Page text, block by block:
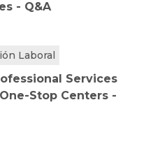
- Q&A
Laboral
Services
Stop Centers -